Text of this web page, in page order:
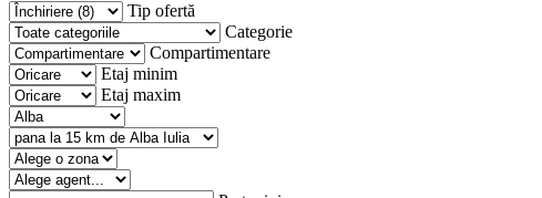
Tip ofertă
Categorie
Compartimentare
Etaj minim
Etaj maxim